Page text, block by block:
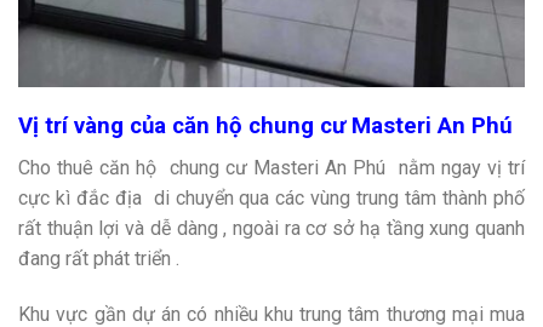
Vị trí vàng của căn hộ chung cư Masteri An Phú
Cho thuê căn hộ chung cư Masteri An Phú nằm ngay vị trí
cực kì đắc địa di chuyển qua các vùng trung tâm thành phố
rất thuận lợi và dễ dàng , ngoài ra cơ sở hạ tầng xung quanh
đang rất phát triển .
Khu vực gần dự án có nhiều khu trung tâm thương mại mua